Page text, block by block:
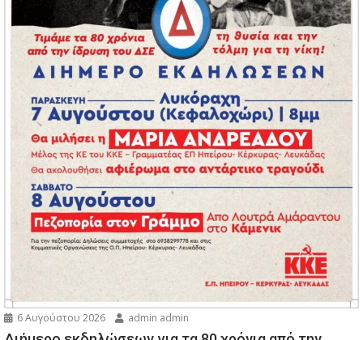
6 Αυγούστου 2026 admin admin